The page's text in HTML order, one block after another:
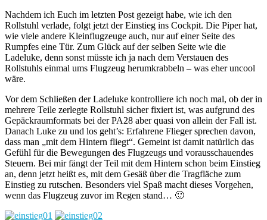
Nachdem ich Euch im letzten Post gezeigt habe, wie ich den
Rollstuhl verlade, folgt jetzt der Einstieg ins Cockpit. Die Piper hat,
wie viele andere Kleinflugzeuge auch, nur auf einer Seite des
Rumpfes eine Tür. Zum Glück auf der selben Seite wie die
Ladeluke, denn sonst müsste ich ja nach dem Verstauen des
Rollstuhls einmal ums Flugzeug herumkrabbeln – was eher uncool
wäre.
Vor dem Schließen der Ladeluke kontrolliere ich noch mal, ob der in
mehrere Teile zerlegte Rollstuhl sicher fixiert ist, was aufgrund des
Gepäckraumformats bei der PA28 aber quasi von allein der Fall ist.
Danach Luke zu und los geht’s: Erfahrene Flieger sprechen davon,
dass man „mit dem Hintern fliegt“. Gemeint ist damit natürlich das
Gefühl für die Bewegungen des Flugzeugs und vorausschauendes
Steuern. Bei mir fängt der Teil mit dem Hintern schon beim Einstieg
an, denn jetzt heißt es, mit dem Gesäß über die Tragfläche zum
Einstieg zu rutschen. Besonders viel Spaß macht dieses Vorgehen,
wenn das Flugzeug zuvor im Regen stand… 🙂